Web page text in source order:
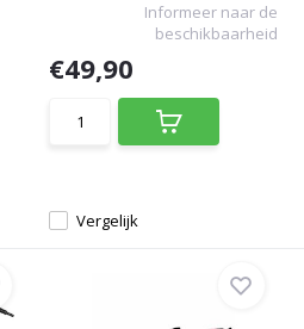
Vergelijk
Informeer naar de
beschikbaarheid
€49,90